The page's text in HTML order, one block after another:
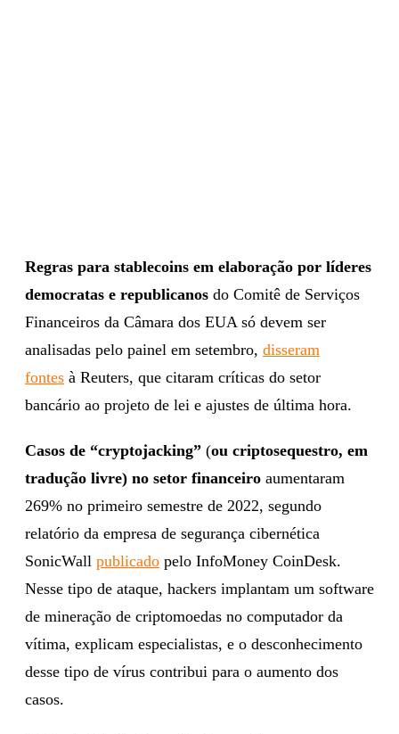
Regras para stablecoins em elaboração por líderes
democratas e republicanos do Comitê de Serviços
Financeiros da Câmara dos EUA só devem ser
analisadas pelo painel em setembro, disseram
fontes à Reuters, que citaram críticas do setor
bancário ao projeto de lei e ajustes de última hora.
Casos de “cryptojacking” (ou criptosequestro, em
tradução livre) no setor financeiro aumentaram
269% no primeiro semestre de 2022, segundo
relatório da empresa de segurança cibernética
SonicWall publicado pelo InfoMoney CoinDesk.
Nesse tipo de ataque, hackers implantam um software
de mineração de criptomoedas no computador da
vítima, explicam especialistas, e o desconhecimento
desse tipo de vírus contribui para o aumento dos
casos.